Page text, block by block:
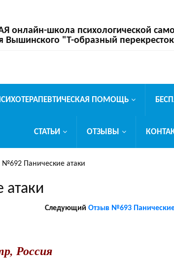
онлайн-школа психологической
Вышинского "Т-образный
ПОМОЩЬ
СТАТЬИ ОТЗЫВЫ
№692 Панические атаки
Следующий Отзыв №693
Россия